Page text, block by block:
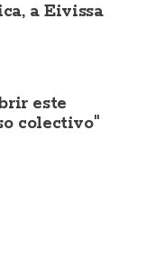
a Eivissa
este
colectivo"